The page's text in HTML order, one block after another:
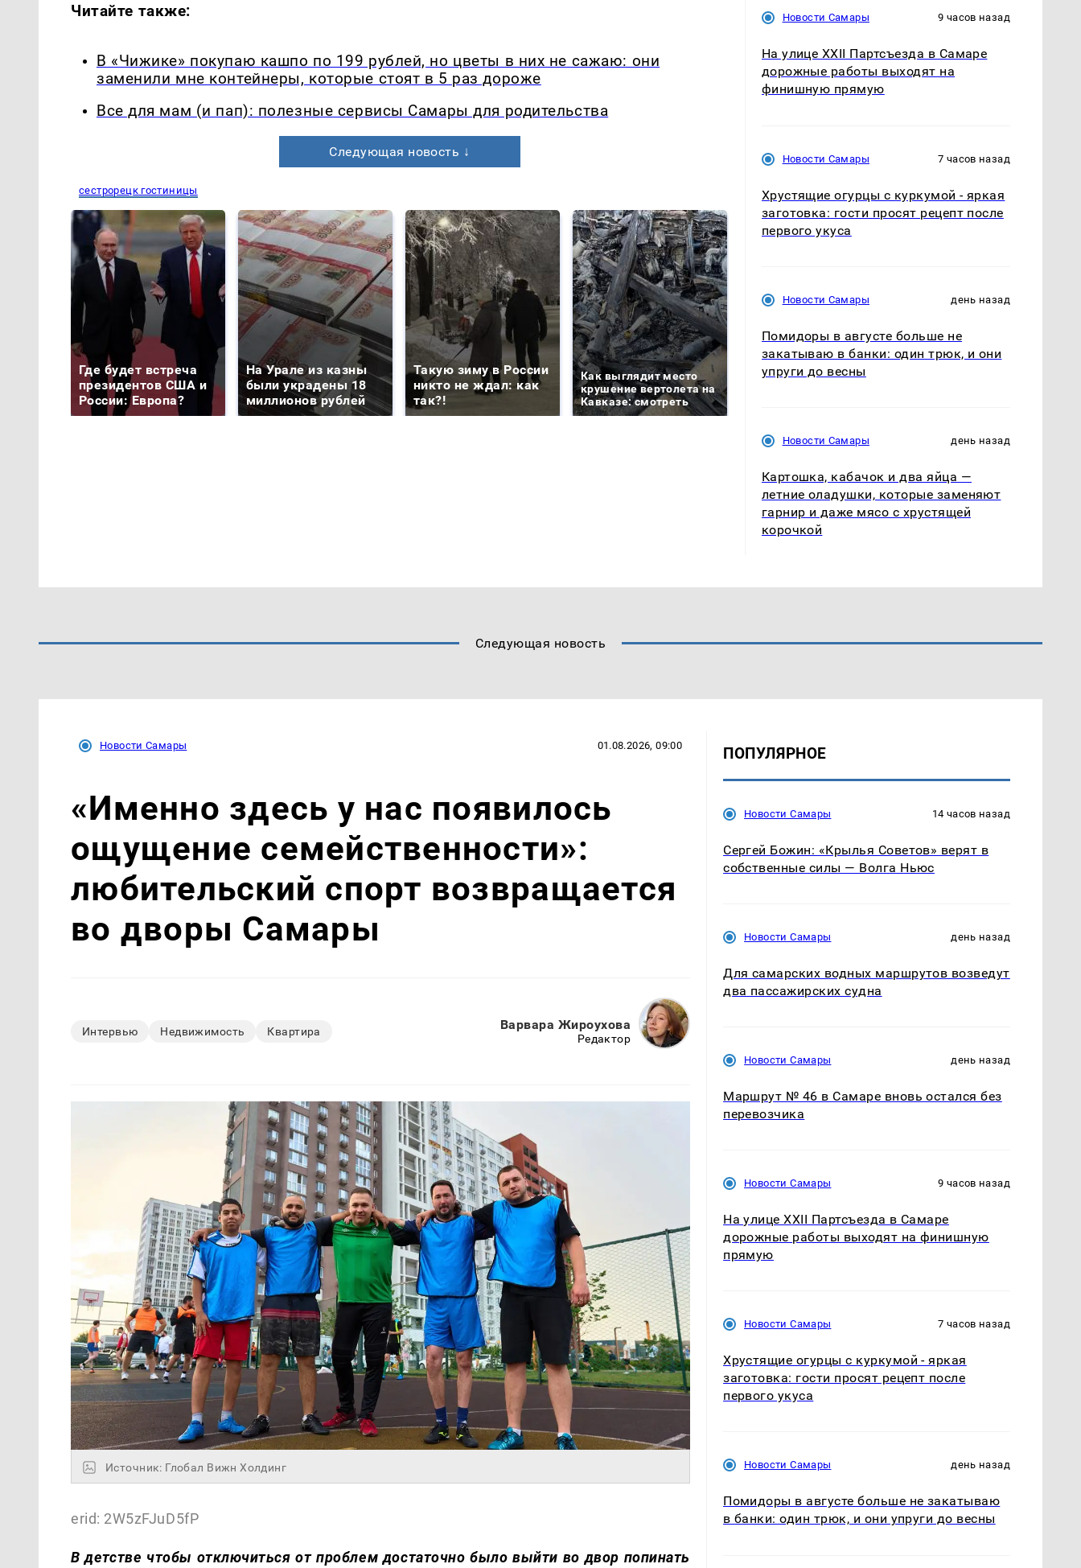
Читайте также:
В «Чижике» покупаю кашпо по 199 рублей, но цветы в них не сажаю: они
заменили мне контейнеры, которые стоят в 5 раз дороже
Все для мам (и пап): полезные сервисы Самары для родительства
Следующая новость ↓
сестрорецк гостиницы
Где будет встреча
президентов США и
России: Европа?
На Урале из казны
были украдены 18
миллионов рублей
Такую зиму в России
никто не ждал: как
так?!
Как выглядит место
крушение вертолета на
Кавказе: смотреть
Не ешьте эту
Новости Самары 9 часов назад
На улице XXII Партсъезда в Самаре
дорожные работы выходят на
финишную прямую
Новости Самары 7 часов назад
Хрустящие огурцы с куркумой - яркая
заготовка: гости просят рецепт после
первого укуса
Новости Самары день назад
Помидоры в августе больше не
закатываю в банки: один трюк, и они
упруги до весны
Новости Самары день назад
Картошка, кабачок и два яйца —
летние оладушки, которые заменяют
гарнир и даже мясо с хрустящей
корочкой
Следующая новость
Новости Самары 01.08.2026, 09:00
«Именно здесь у нас появилось
ощущение семейственности»:
любительский спорт возвращается
во дворы Самары
Интервью Недвижимость Квартира Варвара Жироухова
Редактор
Источник: Глобал Вижн Холдинг
erid: 2W5zFJuD5fP
В детстве чтобы отключиться от проблем достаточно было выйти во двор попинать
ПОПУЛЯРНОЕ
Новости Самары 14 часов назад
Сергей Божин: «Крылья Советов» верят в
собственные силы — Волга Ньюс
Новости Самары день назад
Для самарских водных маршрутов возведут
два пассажирских судна
Новости Самары день назад
Маршрут № 46 в Самаре вновь остался без
перевозчика
Новости Самары 9 часов назад
На улице XXII Партсъезда в Самаре
дорожные работы выходят на финишную
прямую
Новости Самары 7 часов назад
Хрустящие огурцы с куркумой - яркая
заготовка: гости просят рецепт после
первого укуса
Новости Самары день назад
Помидоры в августе больше не закатываю
в банки: один трюк, и они упруги до весны